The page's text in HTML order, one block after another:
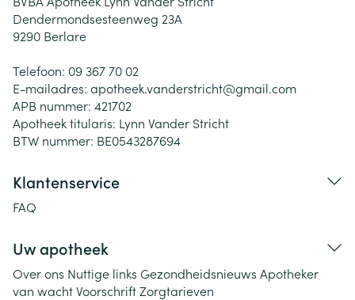
Dendermondsesteenweg 23A
9290 Berlare
Telefoon: 09 367 70 02
E-mailadres: apotheek.vanderstricht@gmail.com
APB nummer: 421702
Apotheek titularis: Lynn Vander Stricht
BTW nummer: BE0543287694
Klantenservice
FAQ
Uw apotheek
Over ons Nuttige links Gezondheidsnieuws Apotheker
van wachtVoorschriftZorgtarieven